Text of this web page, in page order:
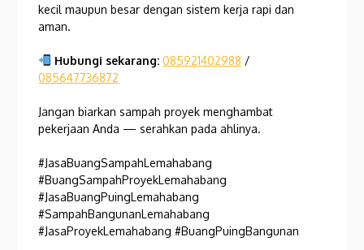
kecil maupun besar dengan sistem kerja rapi dan
aman.
Hubungi sekarang: 085921402988 /
085647736872
Jangan biarkan sampah proyek menghambat
pekerjaan Anda — serahkan pada ahlinya.
#JasaBuangSampahLemahabang
#BuangSampahProyekLemahabang
#JasaBuangPuingLemahabang
#SampahBangunanLemahabang
#JasaProyekLemahabang #BuangPuingBangunan